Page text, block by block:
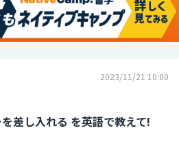
2023/11/21 10:00
差し入れる を英語で教えて!